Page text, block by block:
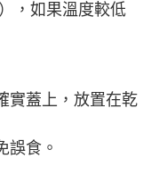
，如果溫度較低
實蓋上，放置在乾
誤食。